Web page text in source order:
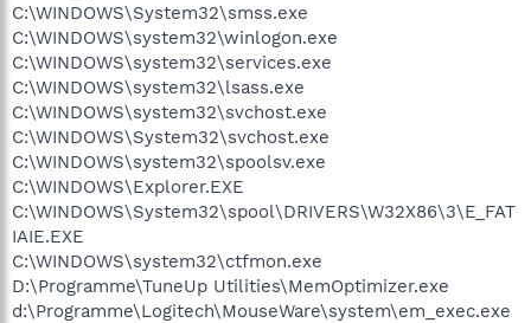
C:\WINDOWS\System32\smss.exe
C:\WINDOWS\system32\winlogon.exe
C:\WINDOWS\system32\services.exe
C:\WINDOWS\system32\lsass.exe
C:\WINDOWS\system32\svchost.exe
C:\WINDOWS\System32\svchost.exe
C:\WINDOWS\system32\spoolsv.exe
C:\WINDOWS\Explorer.EXE
C:\WINDOWS\System32\spool\DRIVERS\W32X86\3\E_FAT
IAIE.EXE
C:\WINDOWS\system32\ctfmon.exe
D:\Programme\TuneUp Utilities\MemOptimizer.exe
d:\Programme\Logitech\MouseWare\system\em_exec.exe